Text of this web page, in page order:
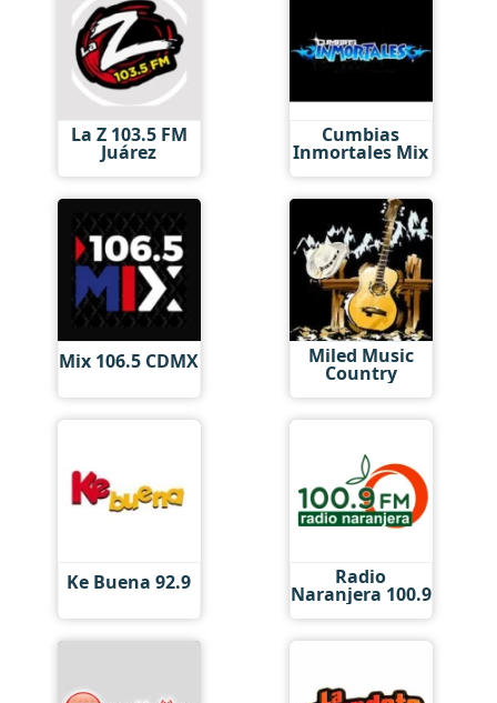
La Z 103.5 FM
Juárez
Cumbias
Inmortales Mix
Mix 106.5 CDMX Miled Music
Country
Ke Buena 92.9 Radio
Naranjera 100.9